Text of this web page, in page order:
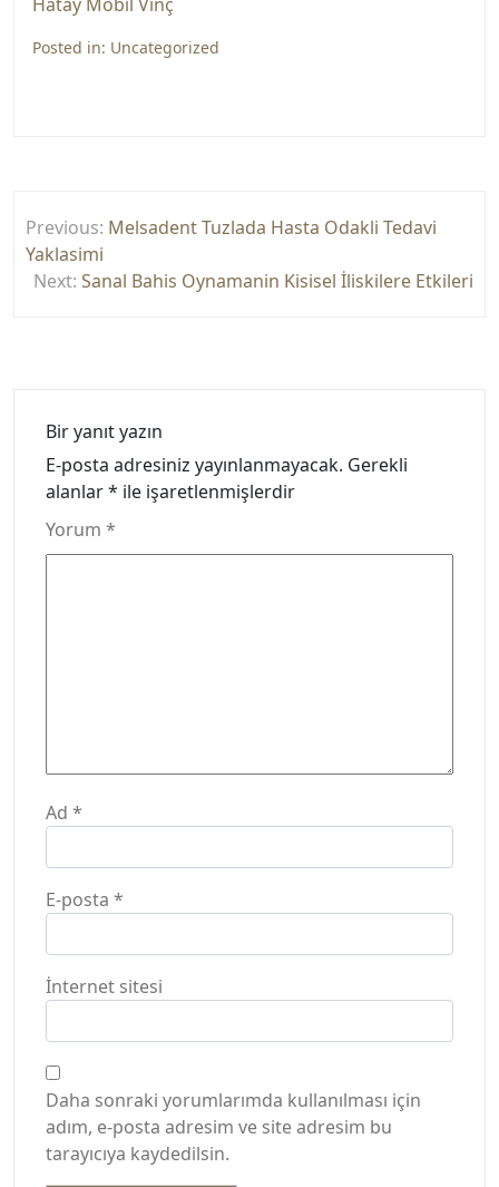
Posted in: Uncategorized
gezinmesi
Previous: Melsadent Tuzlada Hasta Odakli Tedavi
Yaklasimi
Next: Sanal Bahis Oynamanin Kisisel İliskilere Etkileri
Bir yanıt yazın
E-posta adresiniz yayınlanmayacak. Gerekli
alanlar* ile işaretlenmişlerdir
Yorum *
Ad *
E-posta *
İnternet sitesi
Daha sonraki yorumlarımda kullanılması için
adım, e-posta adresim ve site adresim bu
tarayıcıya kaydedilsin.